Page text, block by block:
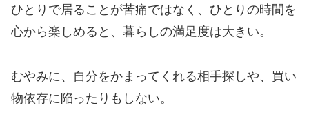
ひとりで居ることが苦痛ではなく、ひとりの時間を
心から楽しめると、暮らしの満足度は大きい。
むやみに、自分をかまってくれる相手探しや、買い
物依存に陥ったりもしない。